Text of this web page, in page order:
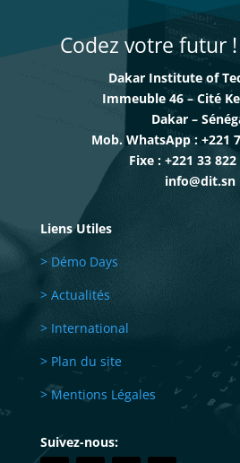
Codez votre futur !
Dakar Institute of
Immeuble 46 – Cité
Dakar –
Mob. WhatsApp : +221
Fixe : +221 33 822
info@dit.sn
Liens Utiles
> Démo Days
> Actualités
> International
> Plan du site
> Mentions Légales
Suivez-nous: